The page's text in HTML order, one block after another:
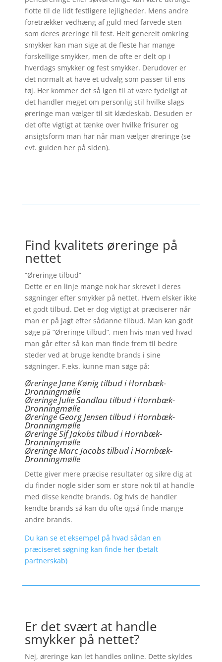
flotte til de lidt festligere lejligheder. Mens andre
foretrækker vedhæng af guld med farvede sten
som deres øreringe til fest. Helt generelt omkring
smykker kan man sige at de fleste har mange
forskellige smykker, men de ofte er delt op i
hverdags smykker og fest smykker. Derudover er
det normalt at have et udvalg som passer til ens
tøj. Her kommer det så igen til at være tydeligt at
det handler meget om personlig stil hvilke slags
øreringe man vælger til sit klædeskab. Desuden er
det ofte vigtigt at tænke over hvilke frisurer og
ansigtsform man har når man vælger øreringe (se
evt. guiden her på siden).
Find kvalitets øreringe på
nettet
“Øreringe tilbud”
Dette er en linje mange nok har skrevet i deres
søgninger efter smykker på nettet. Hvem elsker ikke
et godt tilbud. Det er dog vigtigt at præciserer når
man er på jagt efter sådanne tilbud. Man kan godt
søge på “Øreringe tilbud”, men hvis man ved hvad
man går efter så kan man finde frem til bedre
steder ved at bruge kendte brands i sine
søgninger. F.eks. kunne man søge på:
Øreringe Jane Kønig tilbud i Hornbæk-
Dronningmølle
Øreringe Julie Sandlau tilbud i Hornbæk-
Dronningmølle
Øreringe Georg Jensen tilbud i Hornbæk-
Dronningmølle
ØreringeSif Jakobs tilbud i Hornbæk-
Dronningmølle
Øreringe Marc Jacobs tilbud i Hornbæk-
Dronningmølle
Dette giver mere præcise resultater og sikre dig at
du finder nogle sider som er store nok til at handle
med disse kendte brands. Og hvis de handler
kendte brands så kan du ofte også finde mange
andre brands.
Du kan se et eksempel på hvad sådan en
præciseret søgning kan finde her (betalt
partnerskab)
Er det svært at handle
smykker på nettet?
Nej, øreringe kan let handles online. Dette skyldes